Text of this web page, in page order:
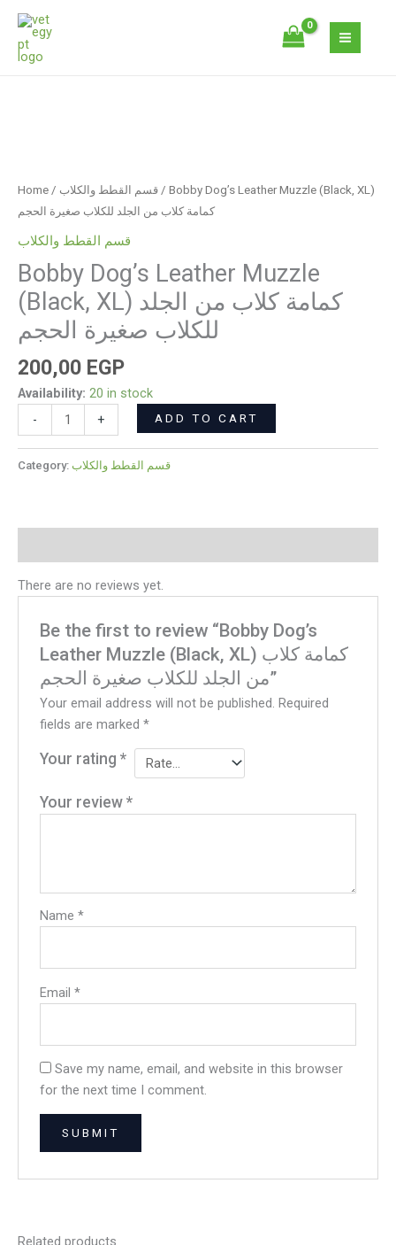
Skip
content
Home / قسم القطط والكلاب / Bobby Dog’s Leather Muzzle (Black, XL)
كمامة كلاب من الجلد للكلاب صغيرة الحجم
قسم القطط والكلاب
Bobby Dog’s Leather Muzzle
(Black, XL) كمامة كلاب من الجلد
للكلاب صغيرة الحجم
200,00 EGP
Availability: 20 in stock
-
Muzzle
(Black,
كمامة
كلاب
من
الجلد
للكلاب
الحجم
quantity
+
ADD TO CART
Category: قسم القطط والكلاب
There are no reviews yet.
Be the first to review “Bobby Dog’s
Leather Muzzle (Black, XL) كمامة كلاب
من الجلد للكلاب صغيرة الحجم”
Your email address will not be published. Required
fields are marked*
Your rating*
Your review*
Name*
Email*
Save my name, email, and website in this browser
for the next time I comment.
Related products
Muzzle
(Black,
XL)
صغيرة
الحجم
quantity